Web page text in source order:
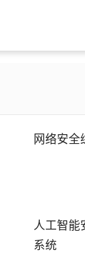
网络安全
人工智能
系统